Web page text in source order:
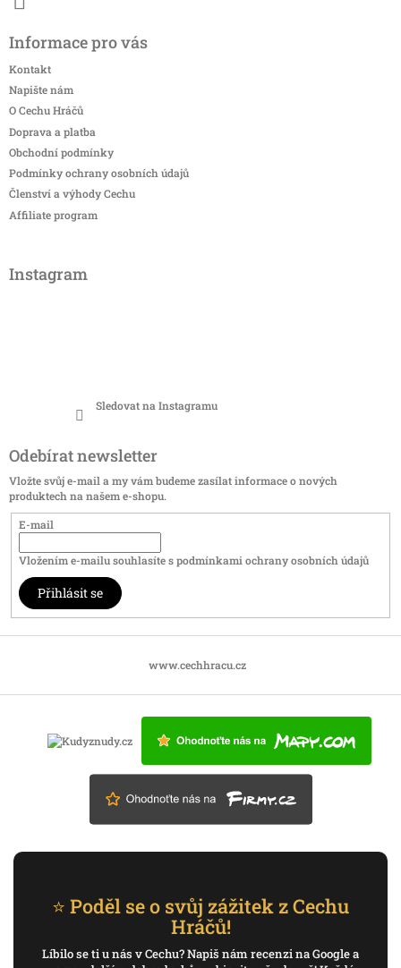
Informace pro vás
Kontakt
Napište nám
O Cechu Hráčů
Doprava a platba
Obchodní podmínky
Podmínky ochrany osobních údajů
Členství a výhody Cechu
Affiliate program
Instagram
Sledovat na Instagramu
Odebírat newsletter
Vložte svůj e-mail a my vám budeme zasílat informace o nových
produktech na našem e-shopu.
E-mail
Vložením e-mailu souhlasíte spodmínkami ochrany osobních údajů
Přihlásit se
www.cechhracu.cz
⭐ Poděl se o svůj zážitek z Cechu
Hráčů!
Líbilo se ti u nás v Cechu? Napiš nám recenzi na Google a